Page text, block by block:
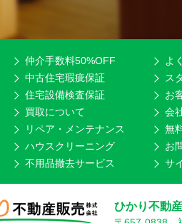
仲介手数料50%OFF
中古住宅瑕疵保証
住宅設備検査保証
買取について
リペア・メンテナンス
ハウスクリーニング
不用品撤去サービス
よ
ス
お
会
無
お
サ
ひかり不動